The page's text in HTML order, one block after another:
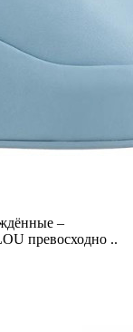
–
превосходно ..